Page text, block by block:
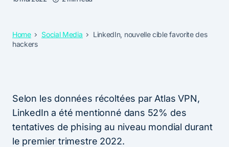
Home Social Media
LinkedIn, nouvelle cible favorite des
hackers
Selon les données récoltées par Atlas VPN,
LinkedIn a été mentionné dans 52% des
tentatives de phising au niveau mondial durant
le premier trimestre 2022.